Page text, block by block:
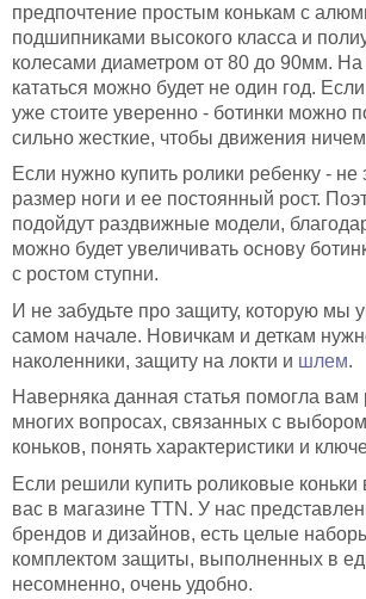
предпочтение простым конькам с
подшипниками высокого класса и
колесами диаметром от 80 до 90мм. На
кататься можно будет не один год.
уже стоите уверенно - ботинки можно
сильно жесткие, чтобы движения
Если нужно купить ролики ребенку - не
размер ноги и ее постоянный рост.
подойдут раздвижные модели,
можно будет увеличивать основу
с ростом ступни.
И не забудьте про защиту, которую мы
самом начале. Новичкам и деткам
наколенники, защиту на локти и шлем.
Наверняка данная статья помогла вам
многих вопросах, связанных с
коньков, понять характеристики и
Если решили купить роликовые
вас в магазине TTN. У нас
брендов и дизайнов, есть целые
комплектом защиты, выполненных в
несомненно, очень удобно.